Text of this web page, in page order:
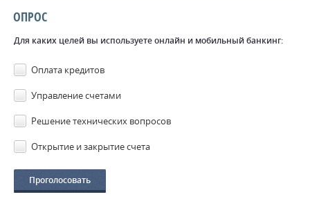
ОПРОС
Для каких целей вы используете онлайн и мобильный банкинг:
Оплата кредитов
Управление счетами
Решение технических вопросов
Открытие и закрытие счета